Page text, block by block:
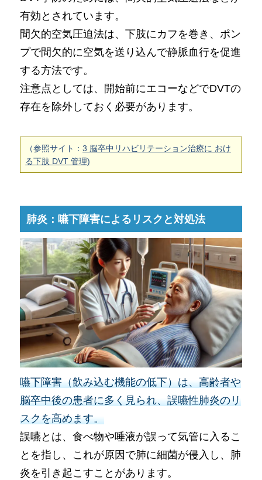
有効とされています。
間欠的空気圧迫法は、下肢にカフを巻き、ポン
プで間欠的に空気を送り込んで静脈血行を促進
する方法です。
注意点としては、開始前にエコーなどでDVTの
存在を除外しておく必要があります。
（参照サイト：3 脳卒中リハビリテーション治療に おけ
る下肢 DVT 管理)
肺炎：嚥下障害によるリスクと対処法
嚥下障害（飲み込む機能の低下）は、高齢者や
脳卒中後の患者に多く見られ、誤嚥性肺炎のリ
スクを高めます。
誤嚥とは、食べ物や唾液が誤って気管に入るこ
とを指し、これが原因で肺に細菌が侵入し、肺
炎を引き起こすことがあります。